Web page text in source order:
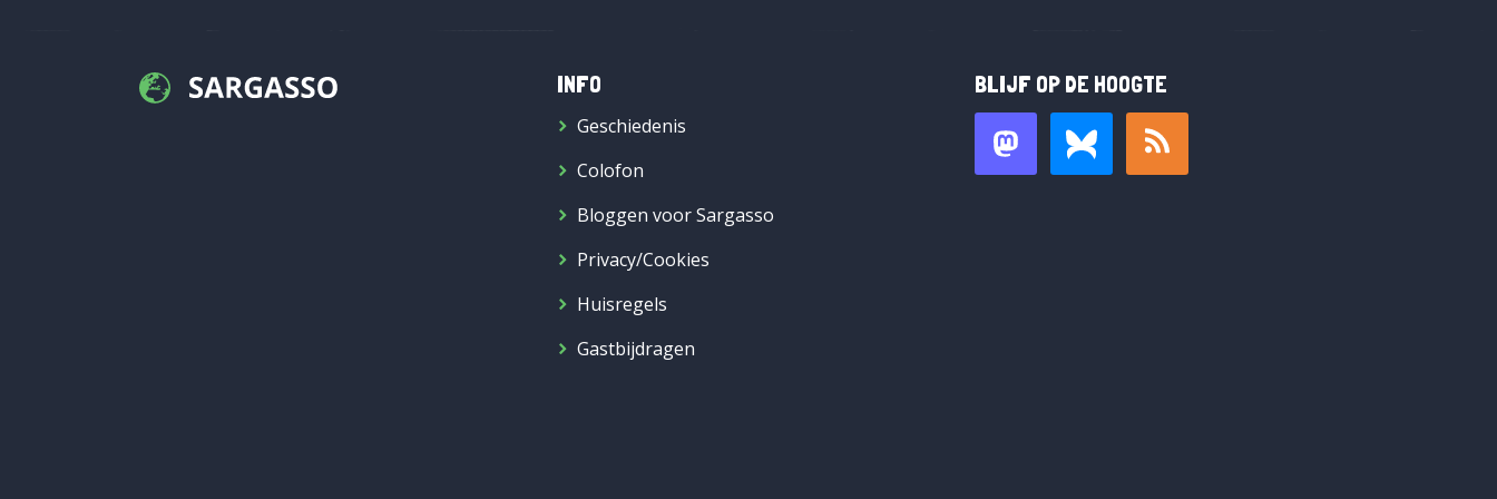
INFO
Geschiedenis
Colofon
Bloggen voor Sargasso
Privacy/Cookies
Huisregels
Gastbijdragen
BLIJF OP DE HOOGTE